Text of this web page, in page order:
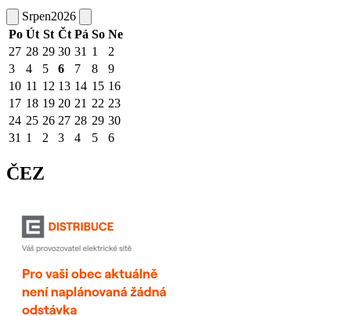
Srpen2026
Po Út St Čt Pá So Ne
27 28 29 30 31 1
2
3
4 5 6 7 8
9
10 11 12 13 14 15 16
17 18 19 20 21 22 23
24 25 26 27 28 29 30
31 1 2 3 4 5 6
ČEZ